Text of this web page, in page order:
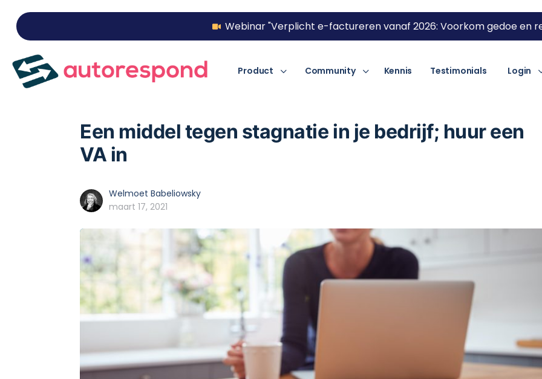
Webinar "Verplicht e-factureren vanaf 2026: Voorkom gedoe en
Product Community Kennis Testimonials Login
Een middel tegen stagnatie in je bedrijf; huur een
VA in
Welmoet Babeliowsky
maart 17, 2021